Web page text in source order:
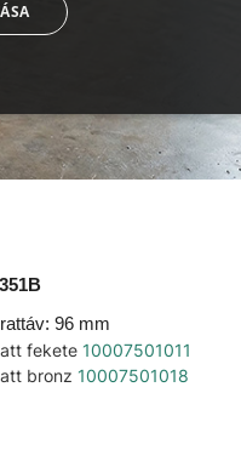
96 mm
fekete 10007501011
bronz 10007501018